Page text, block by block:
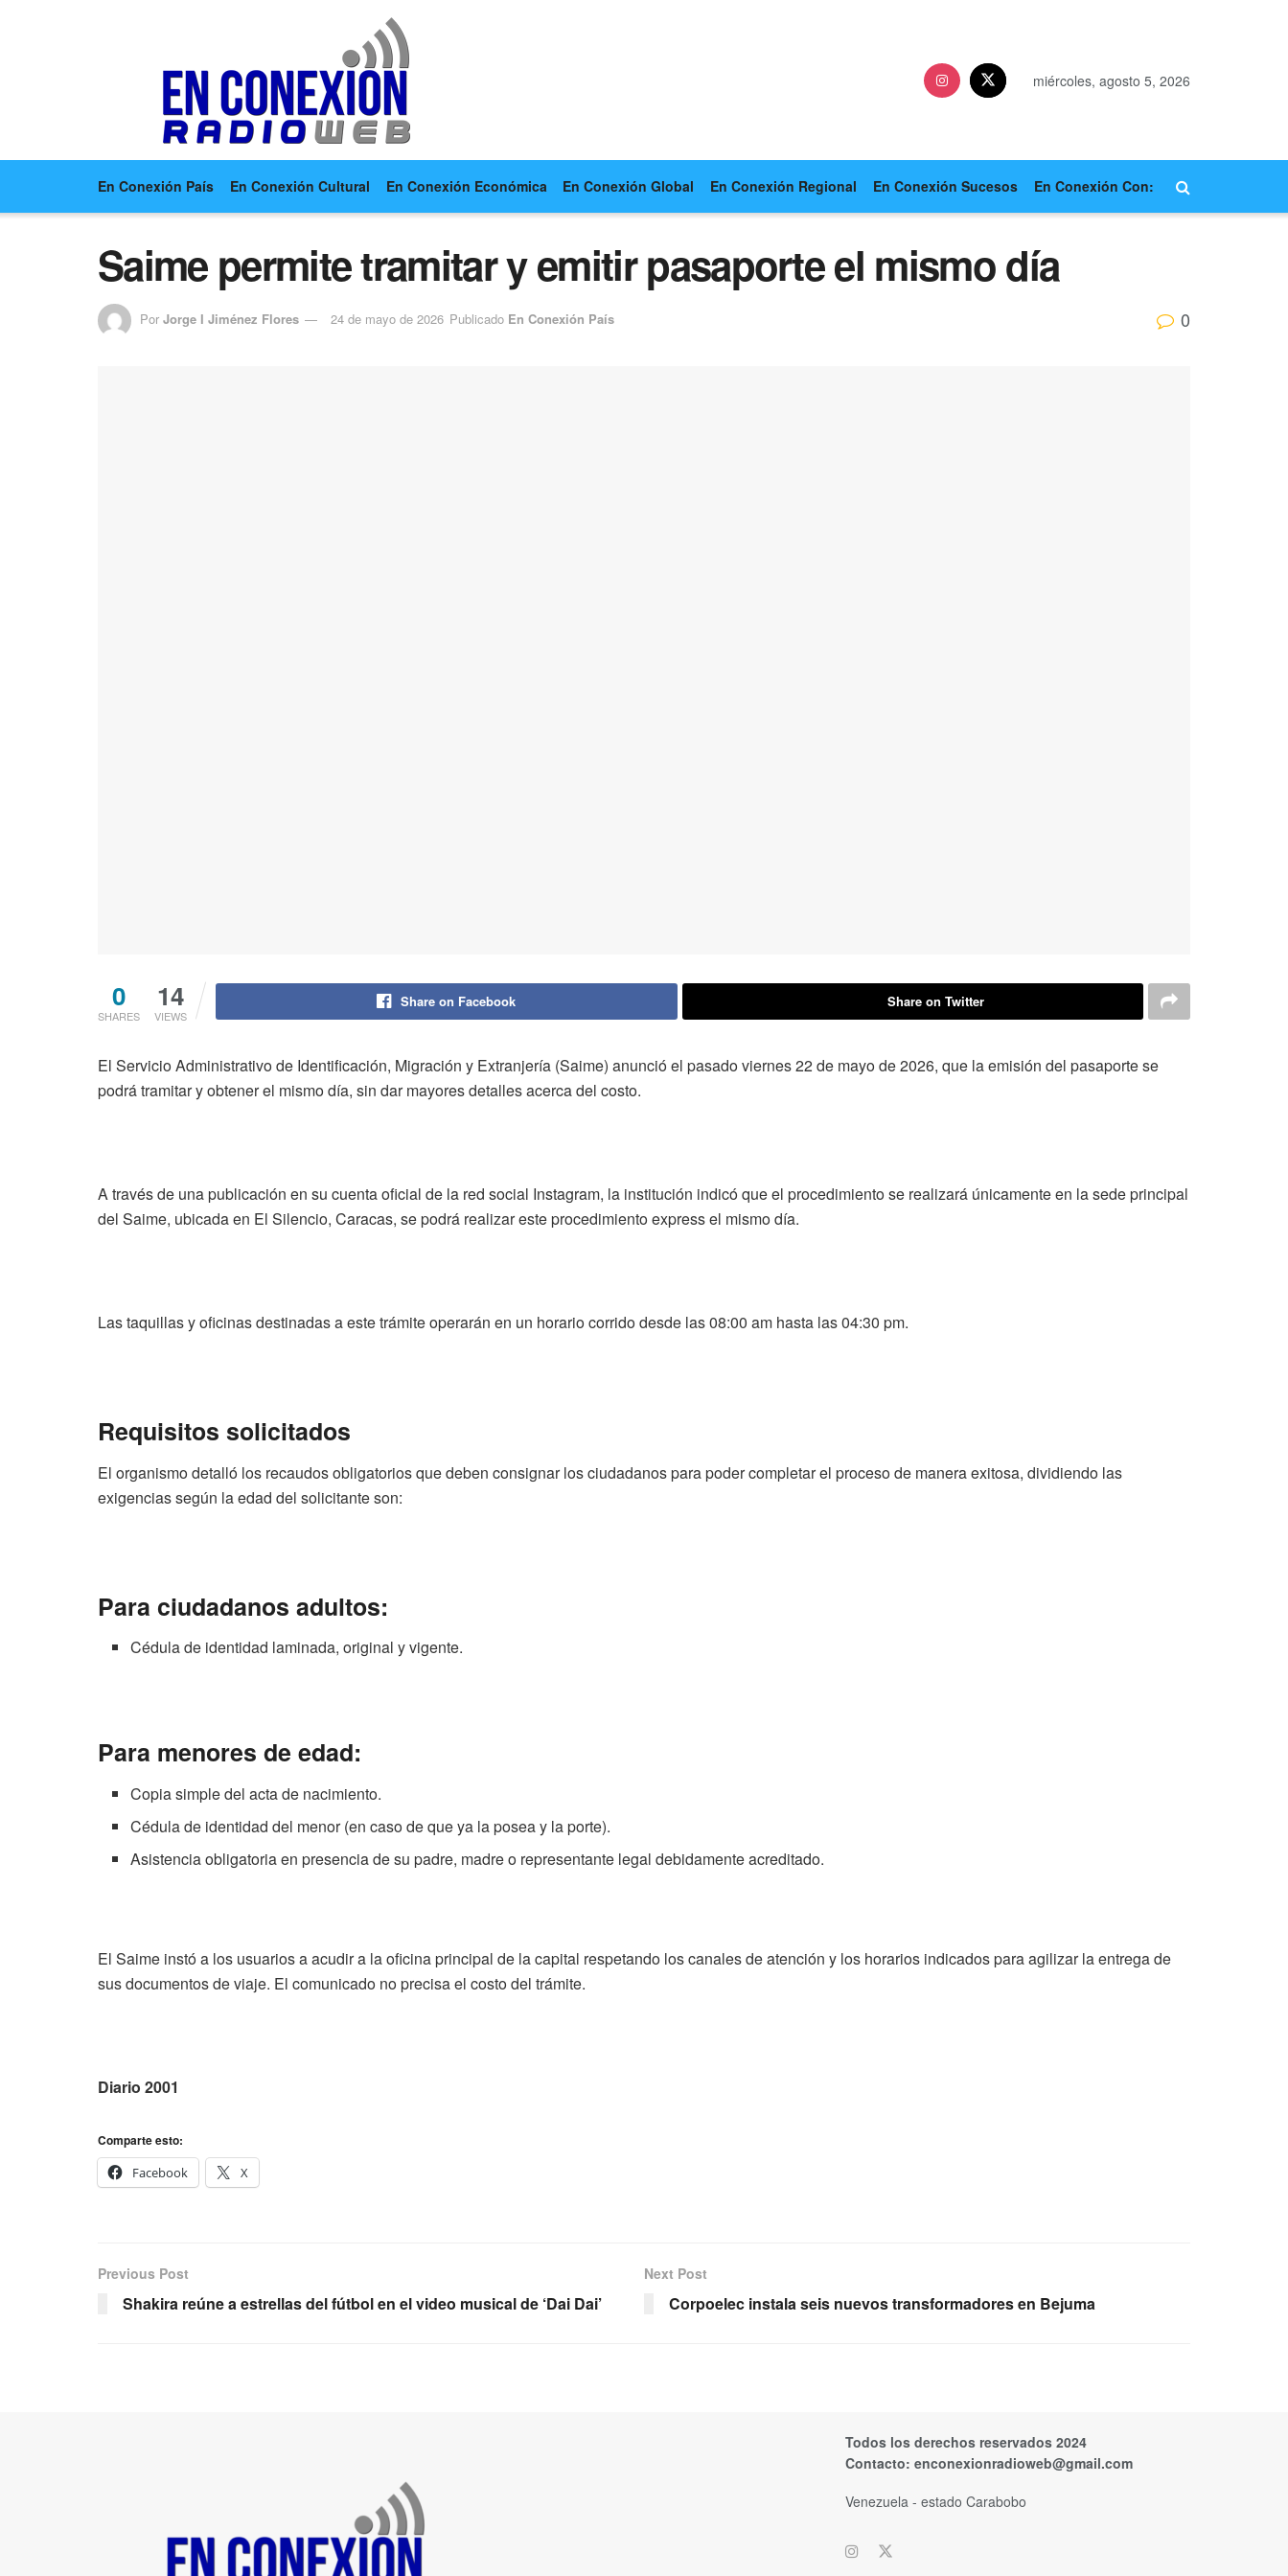
miércoles, agosto 5, 2026
En Conexión País En Conexión Cultural En Conexión Económica En Conexión Global En Conexión Regional En Conexión Sucesos En Conexión Con:
Saime permite tramitar y emitir pasaporte el mismo día
Por Jorge I Jiménez Flores 24 de mayo de 2026 Publicado En Conexión País 0
0
SHARES
14
VIEWS
Share on Facebook Share on Twitter
El Servicio Administrativo de Identificación, Migración y Extranjería (Saime) anunció el pasado viernes 22 de mayo de 2026, que la emisión del pasaporte se
podrá tramitar y obtener el mismo día, sin dar mayores detalles acerca del costo.
A través de una publicación en su cuenta oficial de la red social Instagram, la institución indicó que el procedimiento se realizará únicamente en la sede principal
del Saime, ubicada en El Silencio, Caracas, se podrá realizar este procedimiento express el mismo día.
Las taquillas y oficinas destinadas a este trámite operarán en un horario corrido desde las 08:00 am hasta las 04:30 pm.
Requisitos solicitados
El organismo detalló los recaudos obligatorios que deben consignar los ciudadanos para poder completar el proceso de manera exitosa, dividiendo las
exigencias según la edad del solicitante son:
Para ciudadanos adultos:
Cédula de identidad laminada, original y vigente.
Para menores de edad:
Copia simple del acta de nacimiento.
Cédula de identidad del menor (en caso de que ya la posea y la porte).
Asistencia obligatoria en presencia de su padre, madre o representante legal debidamente acreditado.
El Saime instó a los usuarios a acudir a la oficina principal de la capital respetando los canales de atención y los horarios indicados para agilizar la entrega de
sus documentos de viaje. El comunicado no precisa el costo del trámite.
Diario 2001
Comparte esto:
Facebook
X
Previous Post
Shakira reúne a estrellas del fútbol en el video musical de ‘Dai Dai’
Next Post
Corpoelec instala seis nuevos transformadores en Bejuma
Todos los derechos reservados 2024
Contacto: enconexionradioweb@gmail.com
Venezuela - estado Carabobo